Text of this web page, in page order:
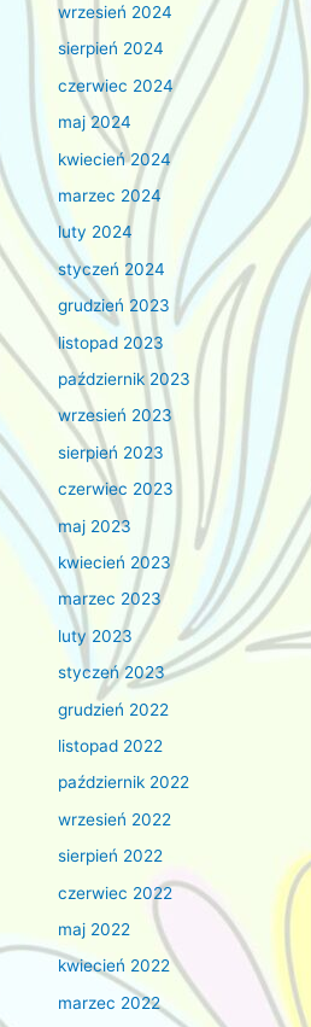
wrzesień 2024
sierpień 2024
czerwiec 2024
maj 2024
kwiecień 2024
marzec 2024
luty 2024
styczeń 2024
grudzień 2023
listopad 2023
październik 2023
wrzesień 2023
sierpień 2023
czerwiec 2023
maj 2023
kwiecień 2023
marzec 2023
luty 2023
styczeń 2023
grudzień 2022
listopad 2022
październik 2022
wrzesień 2022
sierpień 2022
czerwiec 2022
maj 2022
kwiecień 2022
marzec 2022